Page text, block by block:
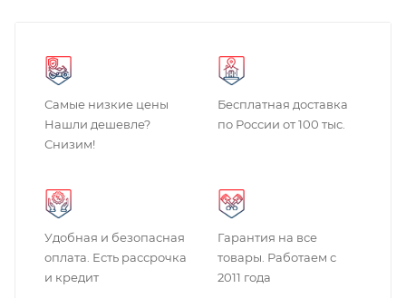
Самые низкие цены
Нашли дешевле?
Снизим!
Бесплатная доставка
по России от 100 тыс.
Удобная и безопасная
оплата. Есть рассрочка
и кредит
Гарантия на все
товары. Работаем с
2011 года